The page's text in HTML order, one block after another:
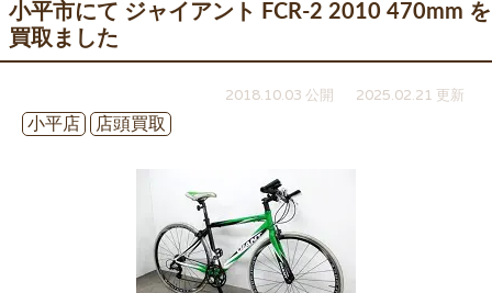
小平市にて ジャイアント FCR-2 2010 470mm を
買取ました
2018.10.03 公開
2025.02.21 更新
小平店
店頭買取